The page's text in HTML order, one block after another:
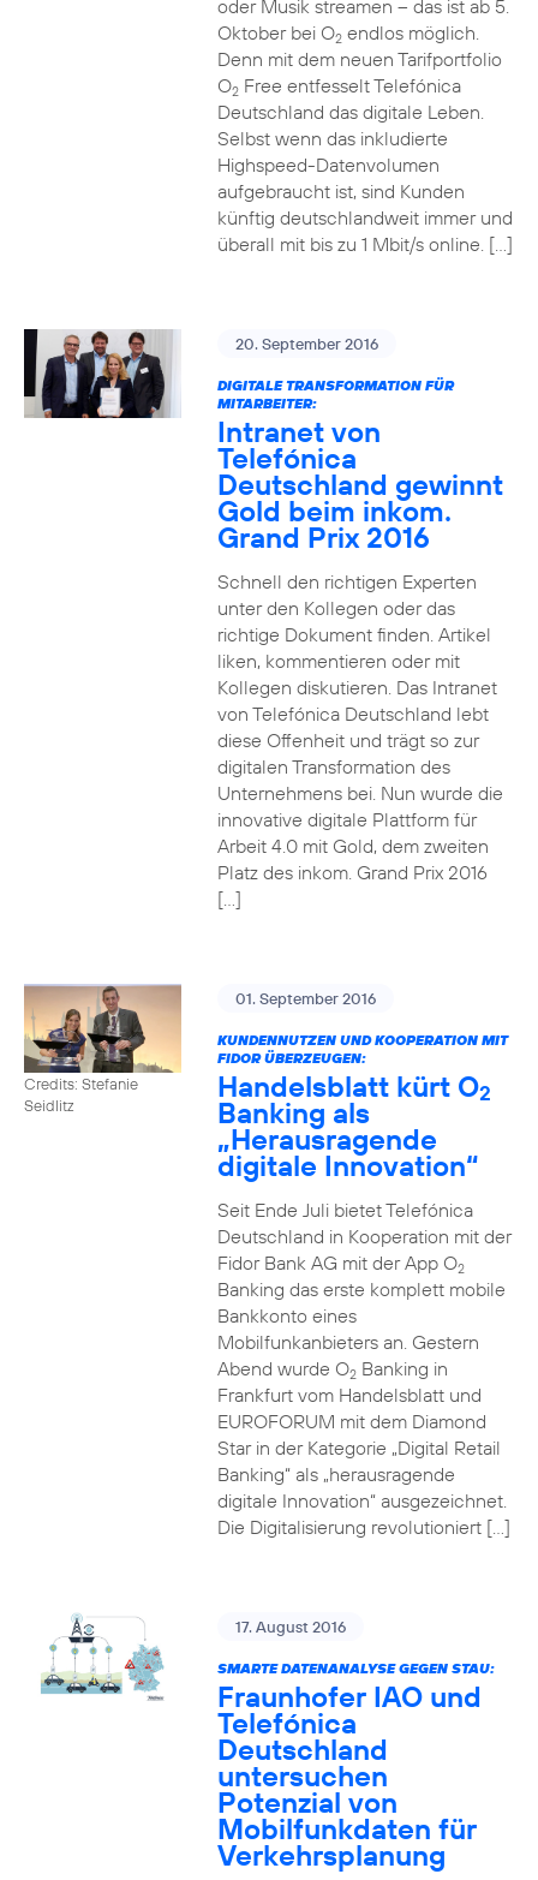
oder Musik streamen – das ist ab 5.
Oktober bei O2endlos möglich.
Denn mit dem neuen Tarifportfolio
O2Free entfesselt Telefónica
Deutschland das digitale Leben.
Selbst wenn das inkludierte
Highspeed-Datenvolumen
aufgebraucht ist, sind Kunden
künftig deutschlandweit immer und
überall mit bis zu 1 Mbit/s online. […]
20. September 2016
DIGITALE TRANSFORMATION FÜR
MITARBEITER:
Intranet von
Telefónica
Deutschland gewinnt
Gold beim inkom.
Grand Prix 2016
Schnell den richtigen Experten
unter den Kollegen oder das
richtige Dokument finden. Artikel
liken, kommentieren oder mit
Kollegen diskutieren. Das Intranet
von Telefónica Deutschland lebt
diese Offenheit und trägt so zur
digitalen Transformation des
Unternehmens bei. Nun wurde die
innovative digitale Plattform für
Arbeit 4.0 mit Gold, dem zweiten
Platz des inkom. Grand Prix 2016
[…]
Credits: Stefanie
Seidlitz
01. September 2016
KUNDENNUTZEN UND KOOPERATION MIT
FIDOR ÜBERZEUGEN:
Handelsblatt kürt O2
Banking als
„Herausragende
digitale Innovation“
Seit Ende Juli bietet Telefónica
Deutschland in Kooperation mit der
Fidor Bank AG mit der App O2
Banking das erste komplett mobile
Bankkonto eines
Mobilfunkanbieters an. Gestern
Abend wurde O2Banking in
Frankfurt vom Handelsblatt und
EUROFORUM mit dem Diamond
Star in der Kategorie „Digital Retail
Banking“ als „herausragende
digitale Innovation“ ausgezeichnet.
Die Digitalisierung revolutioniert […]
17. August 2016
SMARTE DATENANALYSE GEGEN STAU:
Fraunhofer IAO und
Telefónica
Deutschland
untersuchen
Potenzial von
Mobilfunkdaten für
Verkehrsplanung